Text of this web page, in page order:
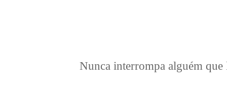
Nunca interrompa alguém que